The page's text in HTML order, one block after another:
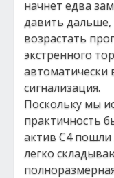
начнет едва
давить дальше,
возрастать
экстренного
автоматически
сигнализация.
Поскольку мы
практичность
актив C4
легко